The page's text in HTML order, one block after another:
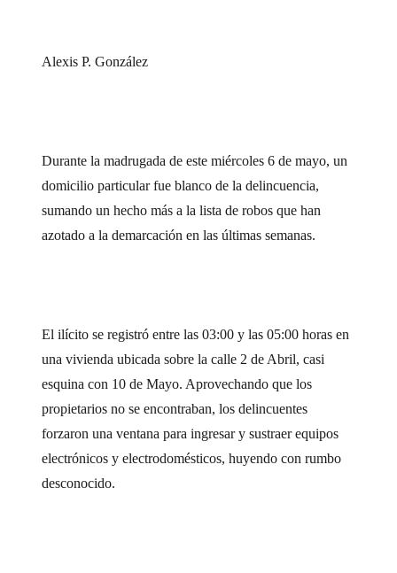
Alexis P. González
Durante la madrugada de este miércoles 6 de mayo, un
domicilio particular fue blanco de la delincuencia,
sumando un hecho más a la lista de robos que han
azotado a la demarcación en las últimas semanas.
El ilícito se registró entre las 03:00 y las 05:00 horas en
una vivienda ubicada sobre la calle 2 de Abril, casi
esquina con 10 de Mayo. Aprovechando que los
propietarios no se encontraban, los delincuentes
forzaron una ventana para ingresar y sustraer equipos
electrónicos y electrodomésticos, huyendo con rumbo
desconocido.